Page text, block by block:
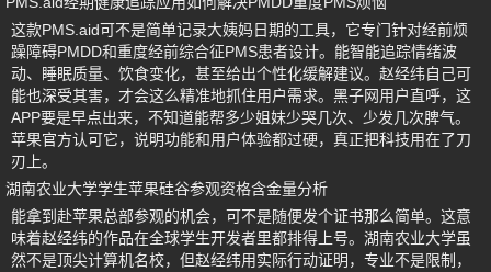
这款PMS.aid可不是简单记录大姨妈日期的工具，它专门针对经前烦
躁障碍PMDD和重度经前综合征PMS患者设计。能智能追踪情绪波
动、睡眠质量、饮食变化，甚至给出个性化缓解建议。赵经纬自己可
能也深受其害，才会这么精准地抓住用户需求。黑子网用户直呼，这
APP要是早点出来，不知道能帮多少姐妹少哭几次、少发几次脾气。
苹果官方认可它，说明功能和用户体验都过硬，真正把科技用在了刀
刃上。
湖南农业大学学生苹果硅谷参观资格含金量分析
能拿到赴苹果总部参观的机会，可不是随便发个证书那么简单。这意
味着赵经纬的作品在全球学生开发者里都排得上号。湖南农业大学虽
然不是顶尖计算机名校，但赵经纬用实际行动证明，专业不是限制，